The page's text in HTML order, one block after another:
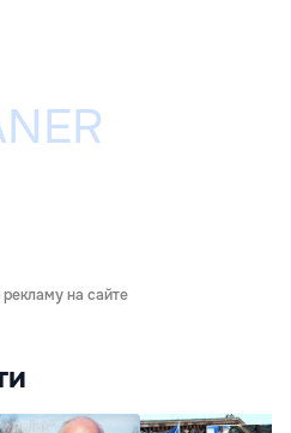
рекламу на сайте